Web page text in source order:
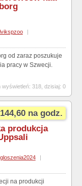
|
od zaraz poszukuje
pracy w Szwecji.
318, dzisiaj: 0
na godz.
produkcja
na produkcji